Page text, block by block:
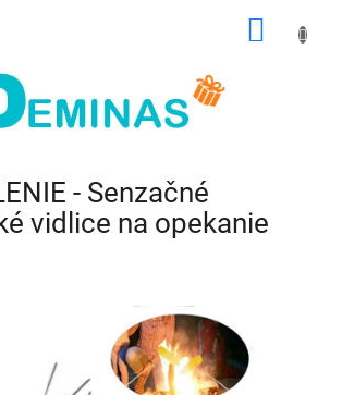
- Senzačné
vidlice na opekanie